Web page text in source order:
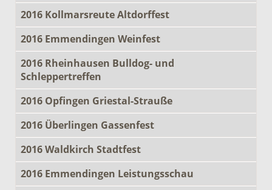
2016 Kollmarsreute Altdorffest
2016 Emmendingen Weinfest
2016 Rheinhausen Bulldog- und
Schleppertreffen
2016 Opfingen Griestal-Strauße
2016 Überlingen Gassenfest
2016 Waldkirch Stadtfest
2016 Emmendingen Leistungsschau